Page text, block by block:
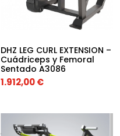
DHZ LEG CURL EXTENSION –
Cuádriceps y Femoral
Sentado A3086
1.912,00€